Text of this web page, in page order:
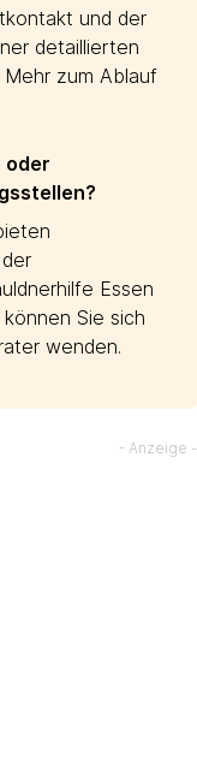
und der
detaillierten
zum Ablauf
oder
Essen
können Sie sich
wenden.